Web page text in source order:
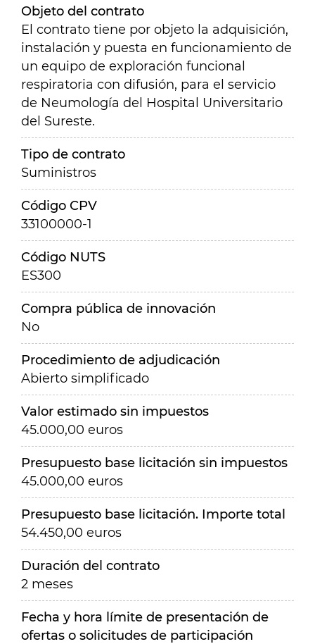
Objeto del contrato
El contrato tiene por objeto la adquisición,
instalación y puesta en funcionamiento de
un equipo de exploración funcional
respiratoria con difusión, para el servicio
de Neumología del Hospital Universitario
del Sureste.
Tipo de contrato
Suministros
Código CPV
33100000-1
Código NUTS
ES300
Compra pública de innovación
No
Procedimiento de adjudicación
Abierto simplificado
Valor estimado sin impuestos
45.000,00 euros
Presupuesto base licitación sin impuestos
45.000,00 euros
Presupuesto base licitación. Importe total
54.450,00 euros
Duración del contrato
2 meses
Fecha y hora límite de presentación de
ofertas o solicitudes de participación